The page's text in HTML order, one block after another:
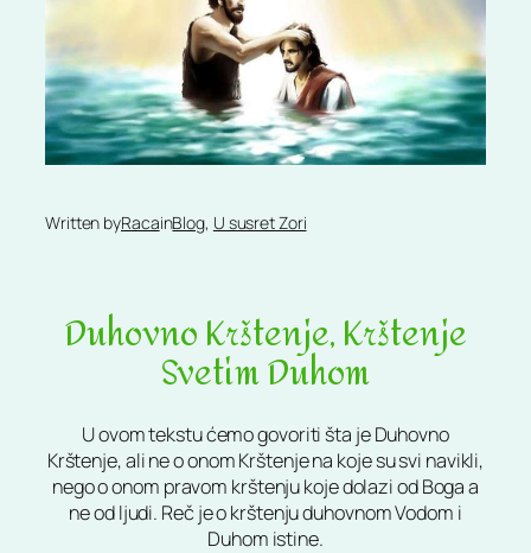
Written byRacainBlog, U susret Zori
Duhovno Krštenje, Krštenje
Svetim Duhom
U ovom tekstu ćemo govoriti šta je Duhovno
Krštenje, ali ne o onom Krštenje na koje su svi navikli,
nego o onom pravom krštenju koje dolazi od Boga a
ne od ljudi. Reč je o krštenju duhovnom Vodom i
Duhom istine.